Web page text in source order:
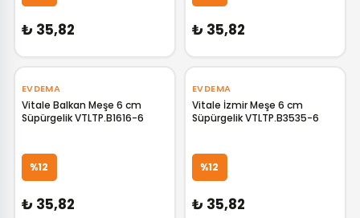
₺ 35,82 ₺ 35,82
EVDEMA
Vitale Balkan Meşe 6 cm
Süpürgelik VTLTP.B1616-6
%12
₺ 35,82
EVDEMA
Vitale İzmir Meşe 6 cm
Süpürgelik VTLTP.B3535-6
%12
₺ 35,82